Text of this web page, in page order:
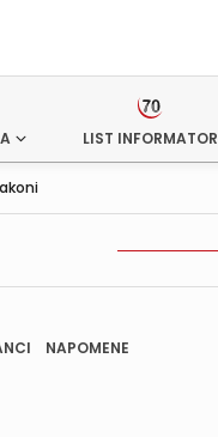
LIST INFORMATOR
NAPOMENE